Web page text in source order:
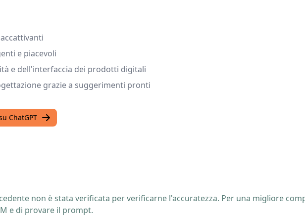
e piacevoli
e dell'interfaccia dei prodotti digitali
grazie a suggerimenti pronti
ChatGPT
non è stata verificata per verificarne l'accuratezza. Per una migliore
e di provare il prompt.